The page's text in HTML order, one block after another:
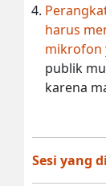
harus
mikrofon
publik
karena
Sesi yang